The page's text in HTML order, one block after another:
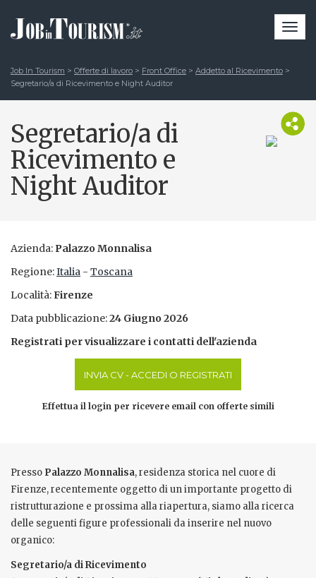
Job In Tourism > Offerte di lavoro > Front Office > Addetto al Ricevimento >
Segretario/a di Ricevimento e Night Auditor
Segretario/a di
Ricevimento e
Night Auditor
Azienda: Palazzo Monnalisa
Regione:Italia - Toscana
Località:Firenze
Data pubblicazione:24 Giugno 2026
Registrati per visualizzare i contatti dell'azienda
INVIA CV - ACCEDI O REGISTRATI
Effettua il login per ricevere email con offerte simili
Presso Palazzo Monnalisa, residenza storica nel cuore di
Firenze, recentemente oggetto di un importante progetto di
ristrutturazione e prossima alla riapertura, siamo alla ricerca
delle seguenti figure professionali da inserire nel nuovo
organico:
Segretario/a di Ricevimento